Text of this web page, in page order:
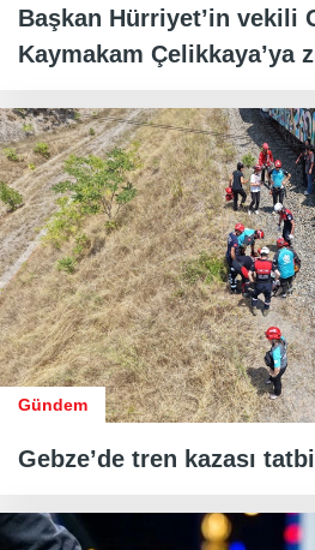
Başkan Hürriyet’in vekili
Kaymakam Çelikkaya’ya
Gündem
Gebze’de tren kazası